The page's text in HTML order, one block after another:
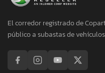
El corredor registrado de
público a subastas de